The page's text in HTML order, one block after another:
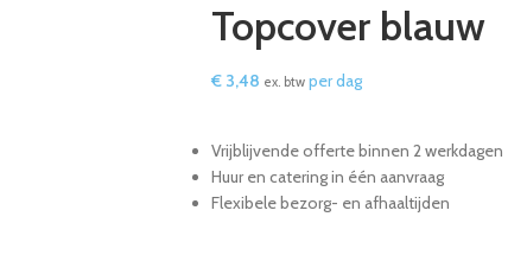
Topcover blauw
€3,48 ex. btwper dag
Vrijblijvende offerte binnen 2 werkdagen
Huur en catering in één aanvraag
Flexibele bezorg- en afhaaltijden